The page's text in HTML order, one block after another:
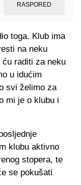
RASPORED
toga. Klub ima
na neku
ću raditi za neku
u idućim
svi želimo za
mi je o klubu i
klubu aktivno
stopera, te
se pokušati